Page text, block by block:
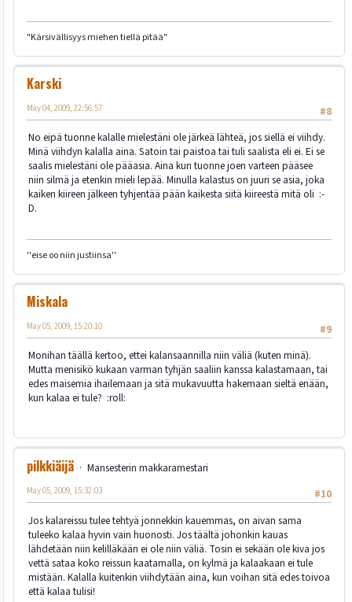
"Kärsivällisyys miehen tiellä pitää"
Karski
#8
May 04, 2009, 22:56:57
No eipä tuonne kalalle mielestäni ole järkeä lähteä, jos siellä ei viihdy.
Minä viihdyn kalalla aina. Satoin tai paistoa tai tuli saalista eli ei. Ei se
saalis mielestäni ole pääasia. Aina kun tuonne joen varteen pääsee
niin silmä ja etenkin mieli lepää. Minulla kalastus on juuri se asia, joka
kaiken kiireen jälkeen tyhjentää pään kaikesta siitä kiireestä mitä oli :-
D.
''eise oo niin justiinsa''
Miskala
#9
May 05, 2009, 15:20:10
Monihan täällä kertoo, ettei kalansaannilla niin väliä (kuten minä).
Mutta menisikö kukaan varman tyhjän saaliin kanssa kalastamaan, tai
edes maisemia ihailemaan ja sitä mukavuutta hakemaan sieltä enään,
kun kalaa ei tule? :roll:
pilkkiäijä
Mansesterin makkaramestari
#10
May 05, 2009, 15:32:03
Jos kalareissu tulee tehtyä jonnekkin kauemmas, on aivan sama
tuleeko kalaa hyvin vain huonosti. Jos täältä johonkin kauas
lähdetään niin kelilläkään ei ole niin väliä. Tosin ei sekään ole kiva jos
vettä sataa koko reissun kaatamalla, on kylmä ja kalaakaan ei tule
mistään. Kalalla kuitenkin viihdytään aina, kun voihan sitä edes toivoa
että kalaa tulisi!